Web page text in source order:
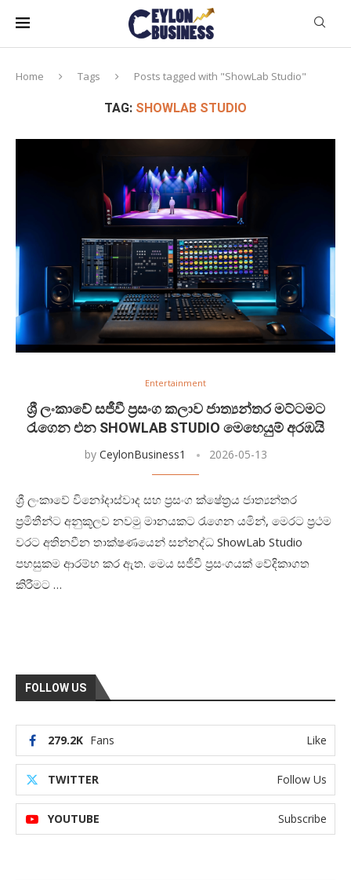
Home Tags Posts tagged with "ShowLab Studio"
TAG: SHOWLAB STUDIO
Entertainment
ශ්‍රී ලංකාවේ සජීවී ප්‍රසංග කලාව ජාත්‍යන්තර මට්ටමට
රැගෙන එන SHOWLAB STUDIO මෙහෙයුම් අරඹයි
by CeylonBusiness1 2026-05-13
ශ්‍රී ලංකාවේ විනෝදාස්වාද සහ ප්‍රසංග ක්ෂේත්‍රය ජාත්‍යන්තර
ප්‍රමිතීන්ට අනුකූලව නවමු මානයකට රැගෙන යමින්, මෙරට ප්‍රථම
වරට අතිනවීන තාක්ෂණයෙන් සන්නද්ධ ShowLab Studio
පහසුකම ආරම්භ කර ඇත. මෙය සජීවී ප්‍රසංගයක් වේදිකාගත
කිරීමට …
FOLLOW US
279.2K Fans Like
TWITTER Follow Us
YOUTUBE Subscribe